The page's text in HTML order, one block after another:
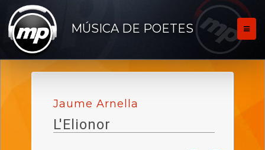
MÚSICA DE POETES
Jaume Arnella
L'Elionor